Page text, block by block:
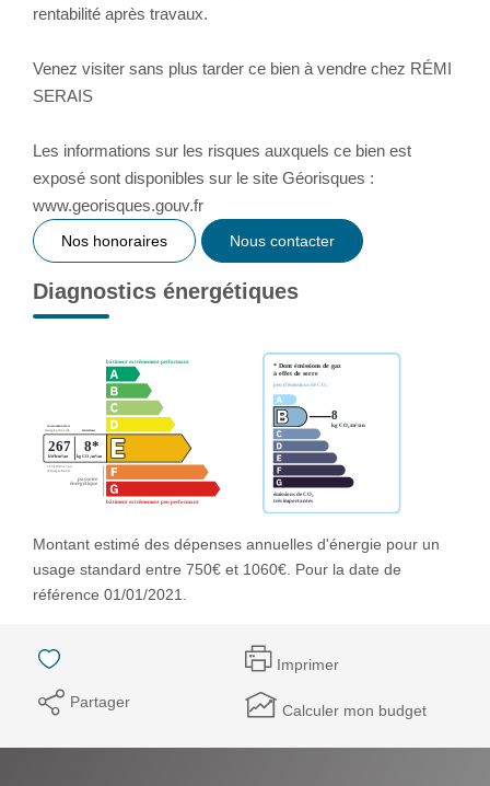
rentabilité après travaux.
Venez visiter sans plus tarder ce bien à vendre chez RÉMI
SERAIS
Les informations sur les risques auxquels ce bien est
exposé sont disponibles sur le site Géorisques :
www.georisques.gouv.fr
Nos honoraires Nous contacter
Diagnostics énergétiques
Montant estimé des dépenses annuelles d'énergie pour un
usage standard entre 750€ et 1060€. Pour la date de
référence 01/01/2021.
Imprimer
Partager Calculer mon budget